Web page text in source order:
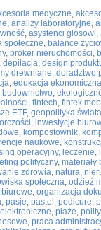
medyczne,
, analizy laboratoryjne,
, asystenci głosowi,
społeczne, balance
, broker nieruchomości,
, depilacja, design
drewniane, doradztwo
, edukacja ekonomiczna
,
, fintech, fintek
ETF, geopolityka świata
, inwestycje
, kompostownik,
naukowe,
operacyjny, leczenie,
polityczny, materiały
zdrowia, natura,
społeczna, odzież
, organizacja
, pasje, pastel , pedicure,
, plaże,
, praca